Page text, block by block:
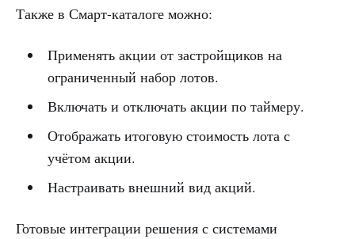
Также в Смарт-каталоге можно:
Применять акции от застройщиков на
ограниченный набор лотов.
Включать и отключать акции по таймеру.
Отображать итоговую стоимость лота с
учётом акции.
Настраивать внешний вид акций.
Готовые интеграции решения с системами